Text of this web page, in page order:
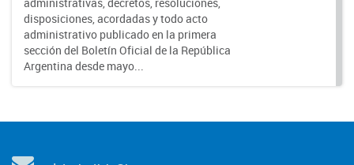
disposiciones, acordadas y todo acto
administrativo publicado en la primera
sección del Boletín Oficial de la República
Argentina desde mayo...